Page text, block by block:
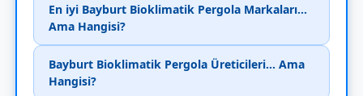
En iyi Bayburt Bioklimatik Pergola Markaları...
Ama Hangisi?
Bayburt Bioklimatik Pergola Üreticileri... Ama
Hangisi?